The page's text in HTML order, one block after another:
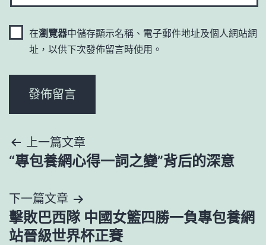
在瀏覽器中儲存顯示名稱、電子郵件地址及個人網站網
址，以供下次發佈留言時使用。
文
章
導
覽
上一篇文章
“專包養網心得一詞之變”背后的深意
下一篇文章
擊敗巴西隊 中國女籃四勝一負專包養網
站晉級世界杯正賽